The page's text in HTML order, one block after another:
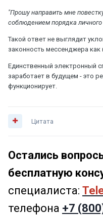
"Прошу направить мне
соблюдением порядка личного
Такой ответ не выглядит
законность мессенджера как
Единственный электронный
заработает в будущем - это
функционирует.
Цитата
Остались
бесплатную
специалиста:
телефона +7